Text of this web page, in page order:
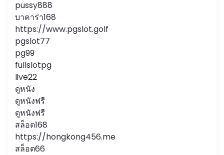
pussy888
บาคาร่า168
https://www.pgslot.golf
pgslot77
pg99
fullslotpg
live22
ดูหนัง
ดูหนังฟรี
ดูหนังฟรี
สล็อต168
https://hongkong456.me
สล็อต66